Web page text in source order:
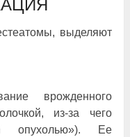
выделяют
врожденного
из-за чего
опухолью»). Ее